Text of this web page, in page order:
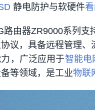
静电防护与软硬件
路由器ZR9000系列支
议，具备远程管理、
，广泛应用于智能电
备等领域，是工业物联